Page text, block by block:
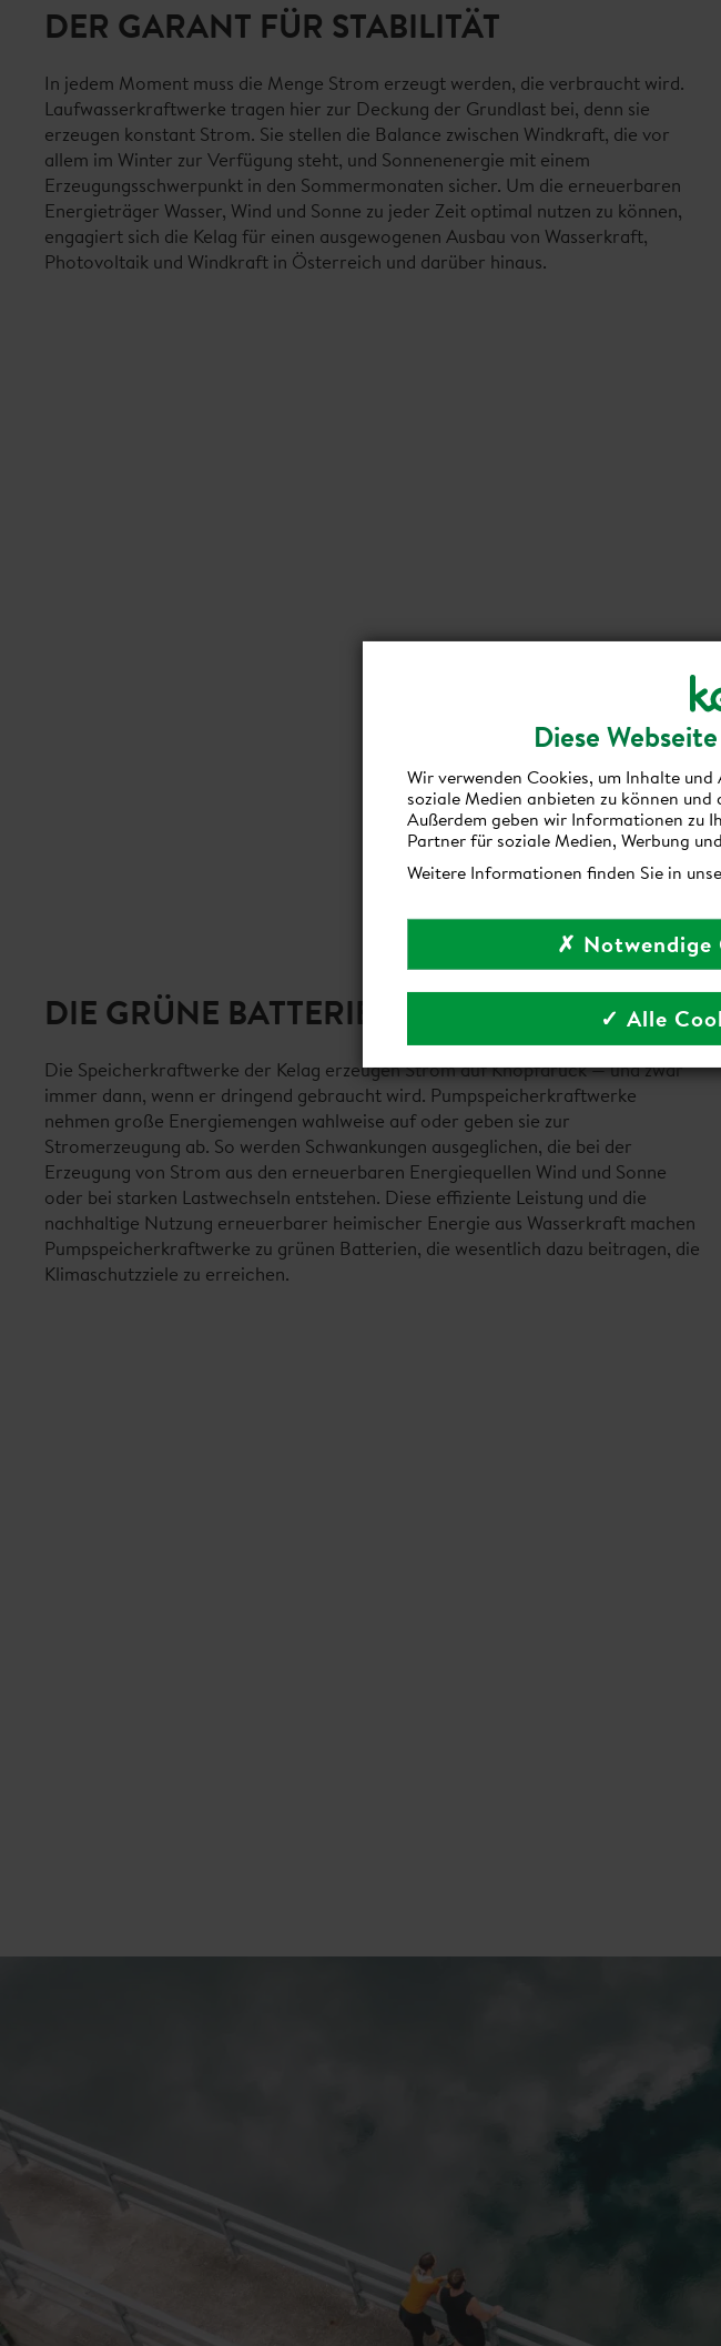
Diese
Wir verwenden Cookies, um Inhalte
soziale Medien anbieten zu können
Außerdem geben wir Informationen zu
Partner für soziale Medien, Werbung
Weitere Informationen finden Sie in
✗ Notwendige
✓ Alle
DER GARANT FÜR STABILITÄT
In jedem Moment muss die Menge Strom erzeugt werden, die verbraucht wird.
Laufwasserkraftwerke tragen hier zur Deckung der Grundlast bei, denn sie
erzeugen konstant Strom. Sie stellen die Balance zwischen Windkraft, die vor
allem im Winter zur Verfügung steht, und Sonnenenergie mit einem
Erzeugungsschwerpunkt in den Sommermonaten sicher. Um die erneuerbaren
Energieträger Wasser, Wind und Sonne zu jeder Zeit optimal nutzen zu können,
engagiert sich die Kelag für einen ausgewogenen Ausbau von Wasserkraft,
Photovoltaik und Windkraft in Österreich und darüber hinaus.
DIE GRÜNE BATTERIE
Die Speicherkraftwerke der Kelag erzeugen Strom auf Knopfdruck — und zwar
immer dann, wenn er dringend gebraucht wird. Pumpspeicherkraftwerke
nehmen große Energiemengen wahlweise auf oder geben sie zur
Stromerzeugung ab. So werden Schwankungen ausgeglichen, die bei der
Erzeugung von Strom aus den erneuerbaren Energiequellen Wind und Sonne
oder bei starken Lastwechseln entstehen. Diese effiziente Leistung und die
nachhaltige Nutzung erneuerbarer heimischer Energie aus Wasserkraft machen
Pumpspeicherkraftwerke zu grünen Batterien, die wesentlich dazu beitragen, die
Klimaschutzziele zu erreichen.